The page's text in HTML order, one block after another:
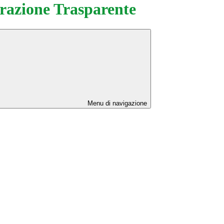
Trasparente
Menu di navigazione